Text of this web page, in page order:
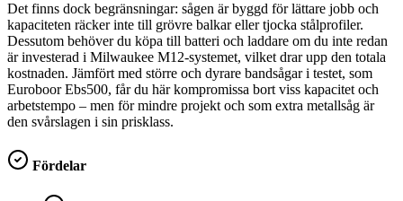
Det finns dock begränsningar: sågen är byggd för lättare jobb och
kapaciteten räcker inte till grövre balkar eller tjocka stålprofiler.
Dessutom behöver du köpa till batteri och laddare om du inte redan
är investerad i Milwaukee M12-systemet, vilket drar upp den totala
kostnaden. Jämfört med större och dyrare bandsågar i testet, som
Euroboor Ebs500, får du här kompromissa bort viss kapacitet och
arbetstempo – men för mindre projekt och som extra metallsåg är
den svårslagen i sin prisklass.
Fördelar